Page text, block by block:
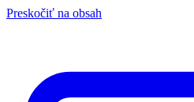
Preskočiť na obsah